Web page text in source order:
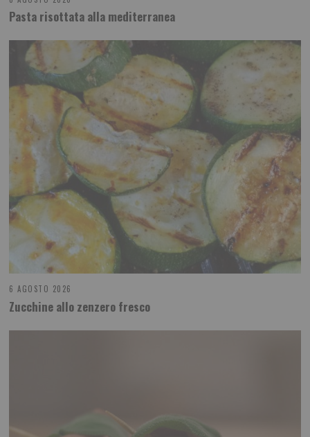
Pasta risottata alla mediterranea
6 AGOSTO 2026
Zucchine allo zenzero fresco